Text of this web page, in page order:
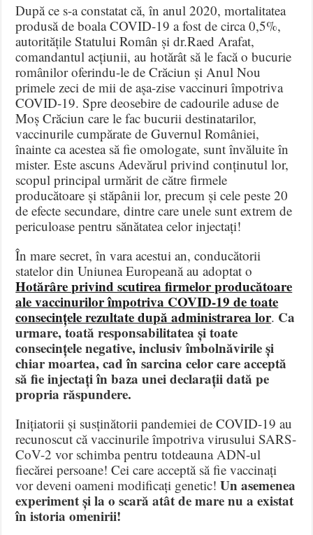
După ce s-a constatat că, în anul 2020, mortalitatea
produsă de boala COVID-19 a fost de circa 0,5%,
autoritățile Statului Român și dr.Raed Arafat,
comandantul acțiunii, au hotărât să le facă o bucurie
românilor oferindu-le de Crăciun și Anul Nou
primele zeci de mii de așa-zise vaccinuri împotriva
COVID-19. Spre deosebire de cadourile aduse de
Moș Crăciun care le fac bucurii destinatarilor,
vaccinurile cumpărate de Guvernul României,
înainte ca acestea să fie omologate, sunt învăluite în
mister. Este ascuns Adevărul privind conținutul lor,
scopul principal urmărit de către firmele
producătoare și stăpânii lor, precum și cele peste 20
de efecte secundare, dintre care unele sunt extrem de
periculoase pentru sănătatea celor injectați!
În mare secret, în vara acestui an, conducătorii
statelor din Uniunea Europeană au adoptat o
Hotărâre privind scutirea firmelor producătoare
ale vaccinurilor împotriva COVID-19 de toate
consecințele rezultate după administrarea lor. Ca
urmare, toată responsabilitatea și toate
consecințele negative, inclusiv îmbolnăvirile și
chiar moartea, cad în sarcina celor care acceptă
să fie injectați în baza unei declarații dată pe
propria răspundere.
Inițiatorii și susținătorii pandemiei de COVID-19 au
recunoscut că vaccinurile împotriva virusului SARS-
CoV-2 vor schimba pentru totdeauna ADN-ul
fiecărei persoane! Cei care acceptă să fie vaccinați
vor deveni oameni modificați genetic!Un asemenea
experiment și la o scară atât de mare nu a existat
în istoria omenirii!